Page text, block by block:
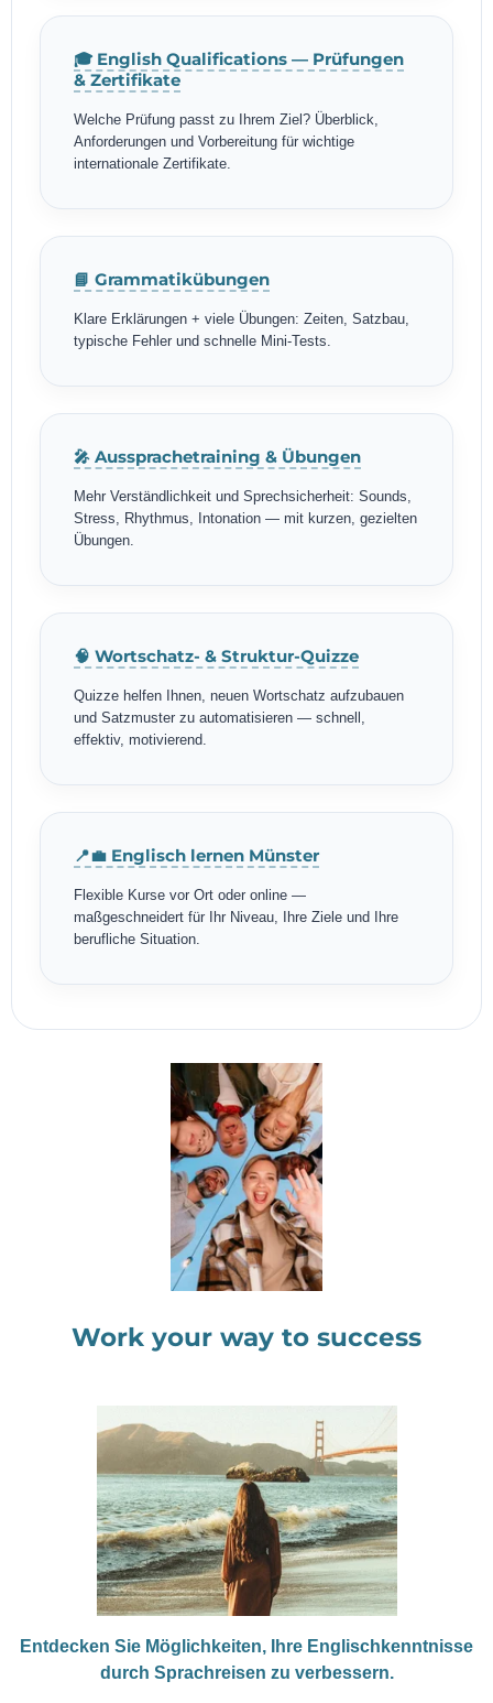
🎓 English Qualifications — Prüfungen
& Zertifikate
Welche Prüfung passt zu Ihrem Ziel? Überblick,
Anforderungen und Vorbereitung für wichtige
internationale Zertifikate.
📘 Grammatikübungen
Klare Erklärungen + viele Übungen: Zeiten, Satzbau,
typische Fehler und schnelle Mini-Tests.
🎤 Aussprachetraining & Übungen
Mehr Verständlichkeit und Sprechsicherheit: Sounds,
Stress, Rhythmus, Intonation — mit kurzen, gezielten
Übungen.
🧠 Wortschatz- & Struktur-Quizze
Quizze helfen Ihnen, neuen Wortschatz aufzubauen
und Satzmuster zu automatisieren — schnell,
effektiv, motivierend.
📍💼 Englisch lernen Münster
Flexible Kurse vor Ort oder online —
maßgeschneidert für Ihr Niveau, Ihre Ziele und Ihre
berufliche Situation.
Work your way to success
Entdecken Sie Möglichkeiten, Ihre Englischkenntnisse
durch Sprachreisen zu verbessern.